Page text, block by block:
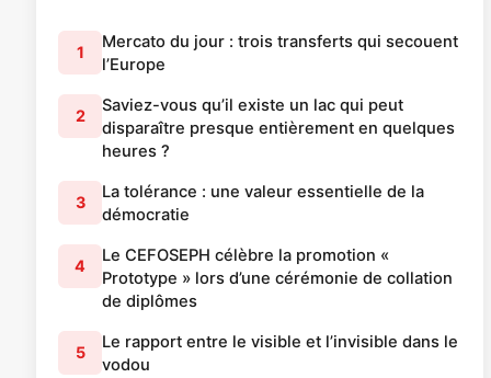
1
Mercato du jour : trois transferts qui secouent
l’Europe
2
Saviez-vous qu’il existe un lac qui peut
disparaître presque entièrement en quelques
heures ?
3
La tolérance : une valeur essentielle de la
démocratie
4
Le CEFOSEPH célèbre la promotion «
Prototype » lors d’une cérémonie de collation
de diplômes
5
Le rapport entre le visible et l’invisible dans le
vodou